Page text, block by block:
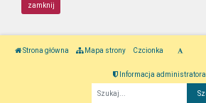
zamknij
Strona główna Mapa strony Czcionka
Informacja administratora